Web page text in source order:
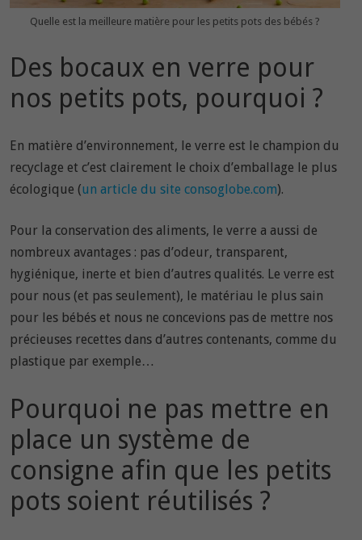
Quelle est la meilleure matière pour les petits pots des bébés ?
Des bocaux en verre pour
nos petits pots, pourquoi ?
En matière d’environnement, le verre est le champion du
recyclage et c’est clairement le choix d’emballage le plus
écologique (un article du site consoglobe.com).
Pour la conservation des aliments, le verre a aussi de
nombreux avantages : pas d’odeur, transparent,
hygiénique, inerte et bien d’autres qualités. Le verre est
pour nous (et pas seulement), le matériau le plus sain
pour les bébés et nous ne concevions pas de mettre nos
précieuses recettes dans d’autres contenants, comme du
plastique par exemple…
Pourquoi ne pas mettre en
place un système de
consigne afin que les petits
pots soient réutilisés ?